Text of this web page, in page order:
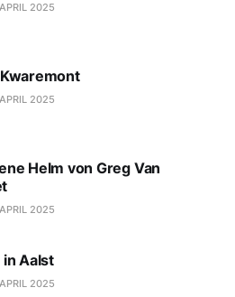
2025
2025
Helm von Greg Van
2025
in Aalst
2025